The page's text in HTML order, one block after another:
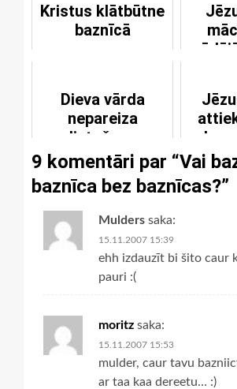
Kristus klātbūtne
baznīcā
Dieva vārda
nepareiza
lietošana
9 komentāri par “Vai
baznīca bez baznīcas?”
Mulders saka:
15.11.2007 15:39
ehh izdauzīt bi šito caur
pauri :(
moritz saka:
15.11.2007 15:53
mulder, caur tavu
ar taa kaa dereetu… :)